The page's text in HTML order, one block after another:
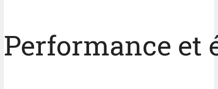
Performance et